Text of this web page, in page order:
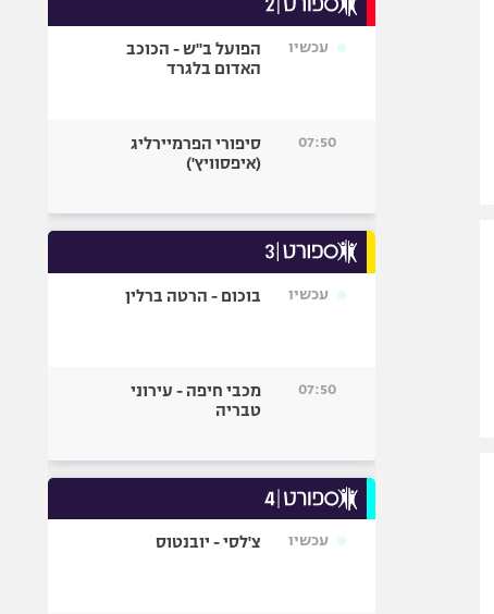
ספורט מוטורי
בייסבול MLB
גיימינג E-Sports
עכשיו
הפועל ב"ש - הכוכב
האדום בלגרד
07:50
סיפורי הפרמיירליג
(איפסוויץ')
עכשיו בוכום - הרטה ברלין
07:50
מכבי חיפה - עירוני
טבריה
עכשיו צ'לסי - יובנטוס